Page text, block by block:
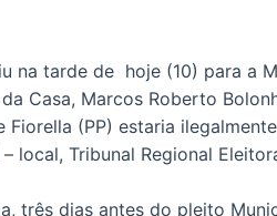
na tarde de hoje (10) para a
Casa, Marcos Roberto
(PP) estaria
Tribunal Regional
três dias antes do pleito